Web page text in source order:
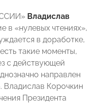
Владислав
в «нулевых чтениях»,
в доработке,
такие моменты,
с действующей
направлен
Владислав Корочкин
Президента